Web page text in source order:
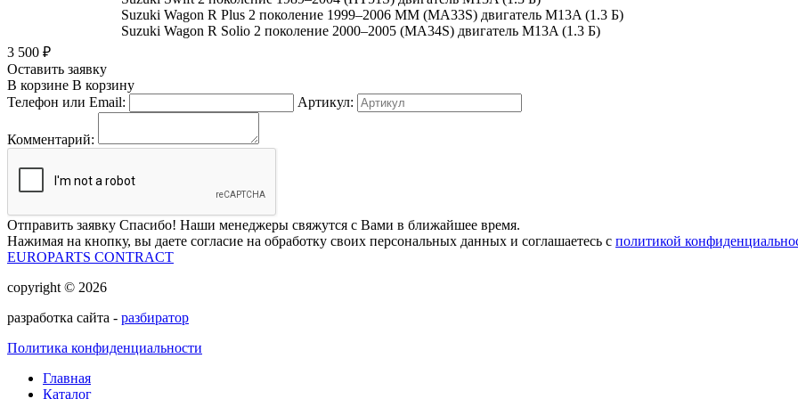
Suzuki Wagon R Plus 2 поколение 1999–2006 MM (MA33S) двигатель M13A (1.3 Б)
Suzuki Wagon R Solio 2 поколение 2000–2005 (MA34S) двигатель M13A (1.3 Б)
3 500 ₽
Оставить заявку
В корзине В корзину
Телефон или Email:
Артикул:
Комментарий:
Отправить заявку Спасибо! Наши менеджеры свяжутся с Вами в ближайшее время.
Нажимая на кнопку, вы даете согласие на обработку своих персональных данных и соглашаетесь с политикой
EUROPARTS CONTRACT
copyright © 2026
разработка сайта - разбиратор
Политика конфиденциальности
Главная
Каталог